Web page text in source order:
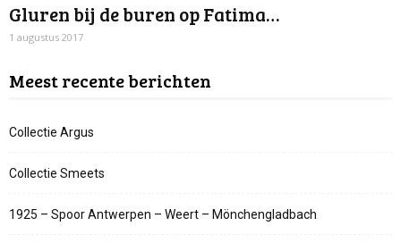
Gluren bij de buren op Fatima…
1 augustus 2017
Meest recente berichten
Collectie Argus
Collectie Smeets
1925 – Spoor Antwerpen – Weert – Mönchengladbach